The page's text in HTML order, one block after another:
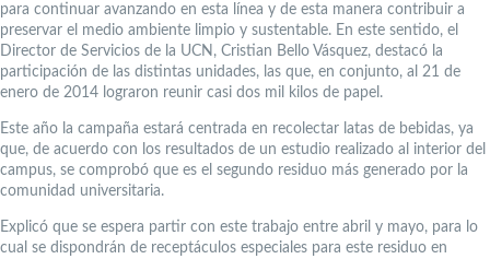
para continuar avanzando en esta línea y de esta manera contribuir a
preservar el medio ambiente limpio y sustentable. En este sentido, el
Director de Servicios de la UCN, Cristian Bello Vásquez, destacó la
participación de las distintas unidades, las que, en conjunto, al 21 de
enero de 2014 lograron reunir casi dos mil kilos de papel.
Este año la campaña estará centrada en recolectar latas de bebidas, ya
que, de acuerdo con los resultados de un estudio realizado al interior del
campus, se comprobó que es el segundo residuo más generado por la
comunidad universitaria.
Explicó que se espera partir con este trabajo entre abril y mayo, para lo
cual se dispondrán de receptáculos especiales para este residuo en